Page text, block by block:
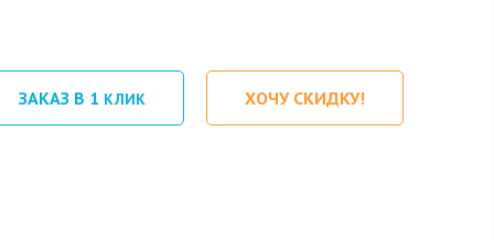
ЗАКАЗ В 1 КЛИК ХОЧУ СКИДКУ!